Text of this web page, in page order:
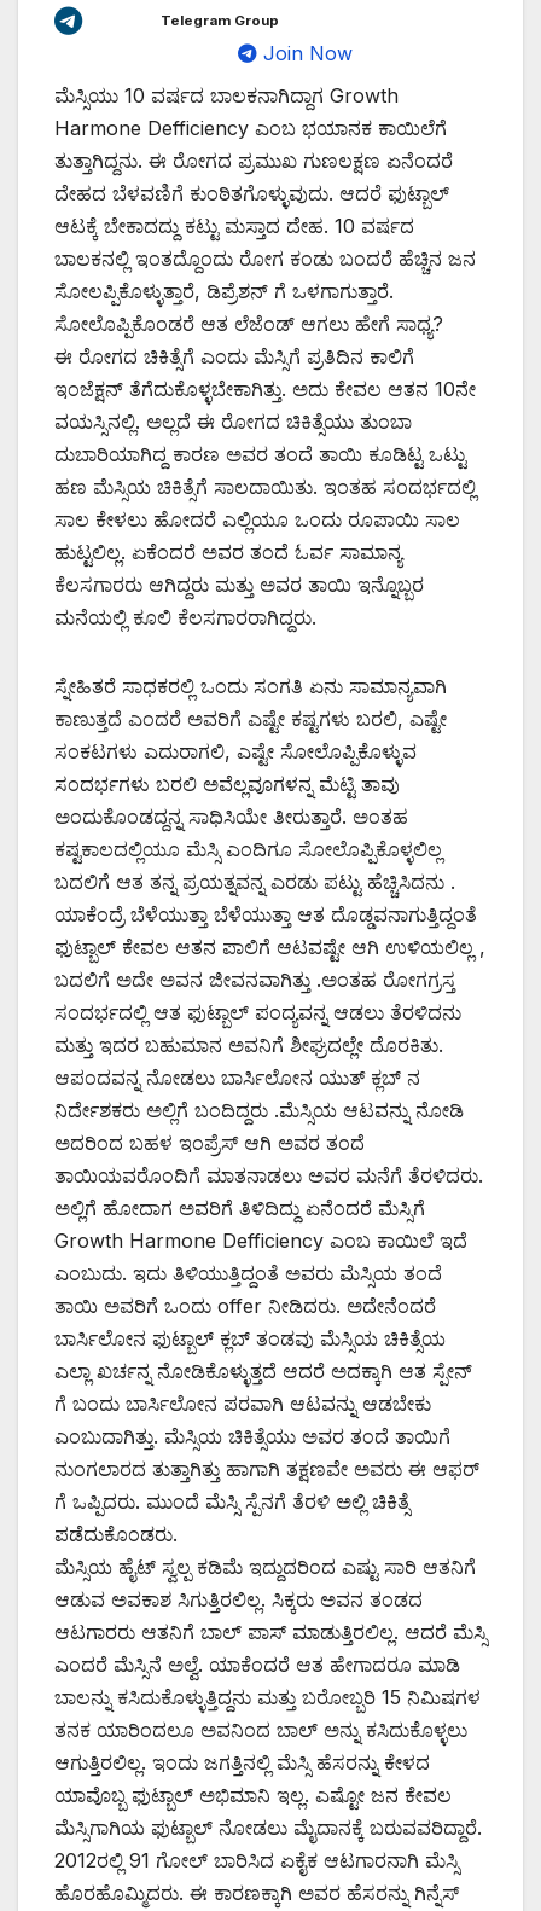
Telegram Group
Join Now
ಮೆಸ್ಸಿಯು 10 ವರ್ಷದ ಬಾಲಕನಾಗಿದ್ದಾಗ Growth
Harmone Defficiency ಎಂಬ ಭಯಾನಕ ಕಾಯಿಲೆಗೆ
ತುತ್ತಾಗಿದ್ದನು. ಈ ರೋಗದ ಪ್ರಮುಖ ಗುಣಲಕ್ಷಣ ಏನೆಂದರೆ
ದೇಹದ ಬೆಳವಣಿಗೆ ಕುಂಠಿತಗೊಳ್ಳುವುದು. ಆದರೆ ಫುಟ್ಬಾಲ್
ಆಟಕ್ಕೆ ಬೇಕಾದದ್ದು ಕಟ್ಟು ಮಸ್ತಾದ ದೇಹ. 10 ವರ್ಷದ
ಬಾಲಕನಲ್ಲಿ ಇಂತದ್ದೊಂದು ರೋಗ ಕಂಡು ಬಂದರೆ ಹೆಚ್ಚಿನ ಜನ
ಸೋಲಪ್ಪಿಕೊಳ್ಳುತ್ತಾರೆ, ಡಿಪ್ರೆಶನ್ ಗೆ ಒಳಗಾಗುತ್ತಾರೆ.
ಸೋಲೊಪ್ಪಿಕೊಂಡರೆ ಆತ ಲೆಜೆಂಡ್ ಆಗಲು ಹೇಗೆ ಸಾಧ್ಯ?
ಈ ರೋಗದ ಚಿಕಿತ್ಸೆಗೆ ಎಂದು ಮೆಸ್ಸಿಗೆ ಪ್ರತಿದಿನ ಕಾಲಿಗೆ
ಇಂಜೆಕ್ಷನ್ ತೆಗೆದುಕೊಳ್ಳಬೇಕಾಗಿತ್ತು. ಅದು ಕೇವಲ ಆತನ 10ನೇ
ವಯಸ್ಸಿನಲ್ಲಿ. ಅಲ್ಲದೆ ಈ ರೋಗದ ಚಿಕಿತ್ಸೆಯು ತುಂಬಾ
ದುಬಾರಿಯಾಗಿದ್ದ ಕಾರಣ ಅವರ ತಂದೆ ತಾಯಿ ಕೂಡಿಟ್ಟ ಒಟ್ಟು
ಹಣ ಮೆಸ್ಸಿಯ ಚಿಕಿತ್ಸೆಗೆ ಸಾಲದಾಯಿತು. ಇಂತಹ ಸಂದರ್ಭದಲ್ಲಿ
ಸಾಲ ಕೇಳಲು ಹೋದರೆ ಎಲ್ಲಿಯೂ ಒಂದು ರೂಪಾಯಿ ಸಾಲ
ಹುಟ್ಟಲಿಲ್ಲ. ಏಕೆಂದರೆ ಅವರ ತಂದೆ ಓರ್ವ ಸಾಮಾನ್ಯ
ಕೆಲಸಗಾರರು ಆಗಿದ್ದರು ಮತ್ತು ಅವರ ತಾಯಿ ಇನ್ನೊಬ್ಬರ
ಮನೆಯಲ್ಲಿ ಕೂಲಿ ಕೆಲಸಗಾರರಾಗಿದ್ದರು.
ಸ್ನೇಹಿತರೆ ಸಾಧಕರಲ್ಲಿ ಒಂದು ಸಂಗತಿ ಏನು ಸಾಮಾನ್ಯವಾಗಿ
ಕಾಣುತ್ತದೆ ಎಂದರೆ ಅವರಿಗೆ ಎಷ್ಟೇ ಕಷ್ಟಗಳು ಬರಲಿ, ಎಷ್ಟೇ
ಸಂಕಟಗಳು ಎದುರಾಗಲಿ, ಎಷ್ಟೇ ಸೋಲೊಪ್ಪಿಕೊಳ್ಳುವ
ಸಂದರ್ಭಗಳು ಬರಲಿ ಅವೆಲ್ಲವೂಗಳನ್ನ ಮೆಟ್ಟಿ ತಾವು
ಅಂದುಕೊಂಡದ್ದನ್ನ ಸಾಧಿಸಿಯೇ ತೀರುತ್ತಾರೆ. ಅಂತಹ
ಕಷ್ಟಕಾಲದಲ್ಲಿಯೂ ಮೆಸ್ಸಿ ಎಂದಿಗೂ ಸೋಲೊಪ್ಪಿಕೊಳ್ಳಲಿಲ್ಲ
ಬದಲಿಗೆ ಆತ ತನ್ನ ಪ್ರಯತ್ನವನ್ನ ಎರಡು ಪಟ್ಟು ಹೆಚ್ಚಿಸಿದನು .
ಯಾಕೆಂದ್ರೆ ಬೆಳೆಯುತ್ತಾ ಬೆಳೆಯುತ್ತಾ ಆತ ದೊಡ್ಡವನಾಗುತ್ತಿದ್ದಂತೆ
ಫುಟ್ಬಾಲ್ ಕೇವಲ ಆತನ ಪಾಲಿಗೆ ಆಟವಷ್ಟೇ ಆಗಿ ಉಳಿಯಲಿಲ್ಲ ,
ಬದಲಿಗೆ ಅದೇ ಅವನ ಜೀವನವಾಗಿತ್ತು .ಅಂತಹ ರೋಗಗ್ರಸ್ತ
ಸಂದರ್ಭದಲ್ಲಿ ಆತ ಫುಟ್ಬಾಲ್ ಪಂದ್ಯವನ್ನ ಆಡಲು ತೆರಳಿದನು
ಮತ್ತು ಇದರ ಬಹುಮಾನ ಅವನಿಗೆ ಶೀಘ್ರದಲ್ಲೇ ದೊರಕಿತು.
ಆಪಂದವನ್ನ ನೋಡಲು ಬಾರ್ಸಿಲೋನ ಯುತ್ ಕ್ಲಬ್ ನ
ನಿರ್ದೇಶಕರು ಅಲ್ಲಿಗೆ ಬಂದಿದ್ದರು .ಮೆಸ್ಸಿಯ ಆಟವನ್ನು ನೋಡಿ
ಅದರಿಂದ ಬಹಳ ಇಂಪ್ರೆಸ್ ಆಗಿ ಅವರ ತಂದೆ
ತಾಯಿಯವರೊಂದಿಗೆ ಮಾತನಾಡಲು ಅವರ ಮನೆಗೆ ತೆರಳಿದರು.
ಅಲ್ಲಿಗೆ ಹೋದಾಗ ಅವರಿಗೆ ತಿಳಿದಿದ್ದು ಏನೆಂದರೆ ಮೆಸ್ಸಿಗೆ
Growth Harmone Defficiency ಎಂಬ ಕಾಯಿಲೆ ಇದೆ
ಎಂಬುದು. ಇದು ತಿಳಿಯುತ್ತಿದ್ದಂತೆ ಅವರು ಮೆಸ್ಸಿಯ ತಂದೆ
ತಾಯಿ ಅವರಿಗೆ ಒಂದು offer ನೀಡಿದರು. ಅದೇನೆಂದರೆ
ಬಾರ್ಸಿಲೋನ ಫುಟ್ಬಾಲ್ ಕ್ಲಬ್ ತಂಡವು ಮೆಸ್ಸಿಯ ಚಿಕಿತ್ಸೆಯ
ಎಲ್ಲಾ ಖರ್ಚನ್ನ ನೋಡಿಕೊಳ್ಳುತ್ತದೆ ಆದರೆ ಅದಕ್ಕಾಗಿ ಆತ ಸ್ಪೇನ್
ಗೆ ಬಂದು ಬಾರ್ಸಿಲೋನ ಪರವಾಗಿ ಆಟವನ್ನು ಆಡಬೇಕು
ಎಂಬುದಾಗಿತ್ತು. ಮೆಸ್ಸಿಯ ಚಿಕಿತ್ಸೆಯು ಅವರ ತಂದೆ ತಾಯಿಗೆ
ನುಂಗಲಾರದ ತುತ್ತಾಗಿತ್ತು ಹಾಗಾಗಿ ತಕ್ಷಣವೇ ಅವರು ಈ ಆಫರ್
ಗೆ ಒಪ್ಪಿದರು. ಮುಂದೆ ಮೆಸ್ಸಿ ಸ್ಪೆನಗೆ ತೆರಳಿ ಅಲ್ಲಿ ಚಿಕಿತ್ಸೆ
ಪಡೆದುಕೊಂಡರು.
ಮೆಸ್ಸಿಯ ಹೈಟ್ ಸ್ವಲ್ಪ ಕಡಿಮೆ ಇದ್ದುದರಿಂದ ಎಷ್ಟು ಸಾರಿ ಆತನಿಗೆ
ಆಡುವ ಅವಕಾಶ ಸಿಗುತ್ತಿರಲಿಲ್ಲ. ಸಿಕ್ಕರು ಅವನ ತಂಡದ
ಆಟಗಾರರು ಆತನಿಗೆ ಬಾಲ್ ಪಾಸ್ ಮಾಡುತ್ತಿರಲಿಲ್ಲ. ಆದರೆ ಮೆಸ್ಸಿ
ಎಂದರೆ ಮೆಸ್ಸಿನೆ ಅಲ್ವೆ. ಯಾಕೆಂದರೆ ಆತ ಹೇಗಾದರೂ ಮಾಡಿ
ಬಾಲನ್ನು ಕಸಿದುಕೊಳ್ಳುತ್ತಿದ್ದನು ಮತ್ತು ಬರೋಬ್ಬರಿ 15 ನಿಮಿಷಗಳ
ತನಕ ಯಾರಿಂದಲೂ ಅವನಿಂದ ಬಾಲ್ ಅನ್ನು ಕಸಿದುಕೊಳ್ಳಲು
ಆಗುತ್ತಿರಲಿಲ್ಲ. ಇಂದು ಜಗತ್ತಿನಲ್ಲಿ ಮೆಸ್ಸಿ ಹೆಸರನ್ನು ಕೇಳದ
ಯಾವೊಬ್ಬ ಫುಟ್ಬಾಲ್ ಅಭಿಮಾನಿ ಇಲ್ಲ. ಎಷ್ಟೋ ಜನ ಕೇವಲ
ಮೆಸ್ಸಿಗಾಗಿಯ ಫುಟ್ಬಾಲ್ ನೋಡಲು ಮೈದಾನಕ್ಕೆ ಬರುವವರಿದ್ದಾರೆ.
2012ರಲ್ಲಿ 91 ಗೋಲ್ ಬಾರಿಸಿದ ಏಕೈಕ ಆಟಗಾರನಾಗಿ ಮೆಸ್ಸಿ
ಹೊರಹೊಮ್ಮಿದರು. ಈ ಕಾರಣಕ್ಕಾಗಿ ಅವರ ಹೆಸರನ್ನು ಗಿನ್ನೆಸ್